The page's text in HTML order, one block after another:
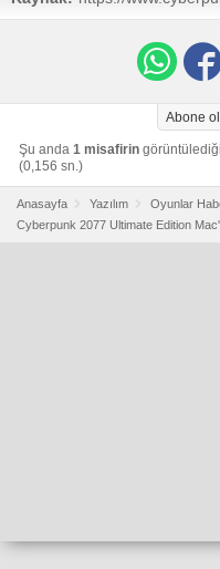
announced-
Abone ol
Şu anda 1 misafirin
(0,156 sn.)
Anasayfa Yazılım
Oyunlar
Cyberpunk 2077 Ultimate Edition